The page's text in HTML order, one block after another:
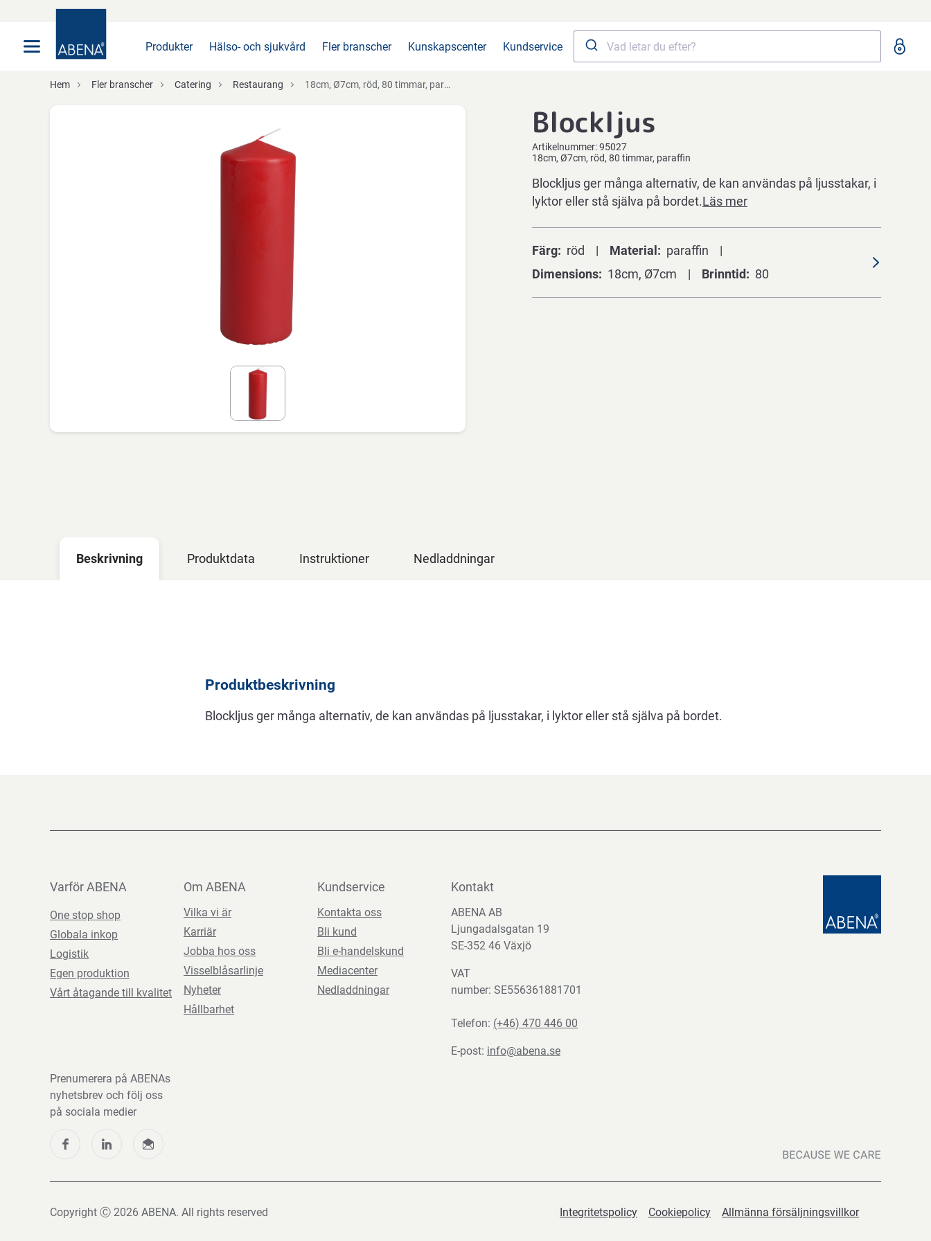
Produkter Hälso- och sjukvård Fler branscher Kunskapscenter Kundservice
Hem Fler branscher Catering Restaurang 18cm, Ø7cm, röd, 80 timmar, paraffin
Blockljus
Artikelnummer:95027
18cm, Ø7cm, röd, 80 timmar, paraffin
Blockljus ger många alternativ, de kan användas på ljusstakar, i
lyktor eller stå själva på bordet.Läs mer
Färg röd Material
paraffin
Dimensions
18cm, Ø7cm Brinntid 80
Beskrivning Produktdata Instruktioner Nedladdningar
Produktbeskrivning
Blockljus ger många alternativ, de kan användas på ljusstakar, i lyktor eller stå själva på bordet.
Varför ABENA
One stop shop
Globala inkop
Logistik
Egen produktion
Vårt åtagande till kvalitet
Om ABENA
Vilka vi är
Karriär
Jobba hos oss
Visselblåsarlinje
Nyheter
Hållbarhet
Kundservice
Kontakta oss
Bli kund
Bli e-handelskund
Mediacenter
Nedladdningar
Kontakt
ABENA AB
Ljungadalsgatan 19
SE-352 46 Växjö
VAT
number: SE556361881701
Telefon: (+46) 470 446 00
E-post: info@abena.se
Prenumerera på ABENAs
nyhetsbrev och följ oss
på sociala medier
Copyright Ⓒ 2026 ABENA. All rights reserved Integritetspolicy Cookiepolicy Allmänna försäljningsvillkor